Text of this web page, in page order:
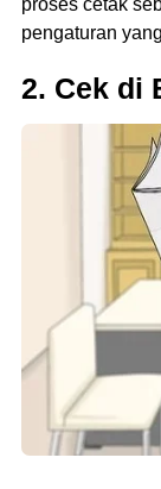
proses cetak
pengaturan
2. Cek di